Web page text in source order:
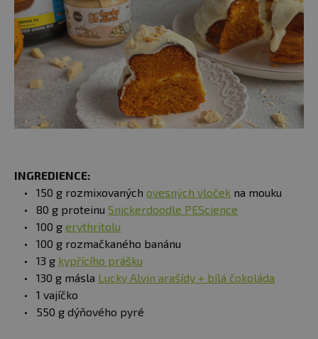
INGREDIENCE:
150 g rozmixovaných ovesných vloček na mouku
80 g proteinu Snickerdoodle PEScience
100 g erythritolu
100 g rozmačkaného banánu
13 g kypřícího prášku
130 g másla Lucky Alvin arašídy + bílá čokoláda
1 vajíčko
550 g dýňového pyré​